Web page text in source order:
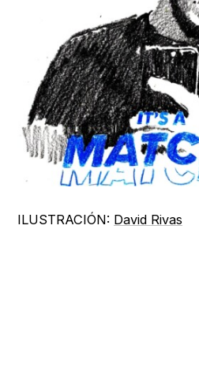
ILUSTRACIÓN: David Rivas